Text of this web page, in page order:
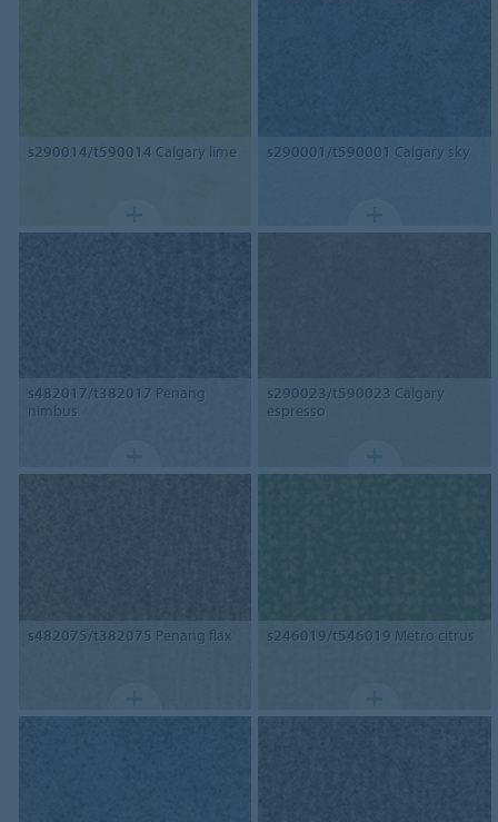
s290014/t590014 Calgary lime s290001/t590001 Calgary sky
s482017/t382017 Penang
nimbus
s290023/t590023 Calgary
espresso
s482075/t382075 Penang flax s246019/t546019 Metro citrus